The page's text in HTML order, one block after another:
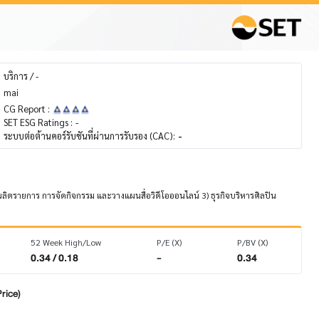
บริการ / -
mai
CG Report :
SET ESG Ratings : -
ระบบต่อต้านคอร์รับชันที่ผ่านการรับรอง (CAC): -
รายการ การจัดกิจกรรม และวางแผนสื่อวิดีโอออนไลน์ 3) ธุรกิจบริหารศิลปิน
52 Week High/Low
0.34 / 0.18
P/E (X)
-
P/BV (X)
0.34